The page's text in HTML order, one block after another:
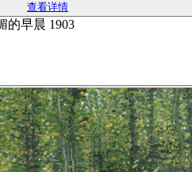
查看详情
的早晨 1903